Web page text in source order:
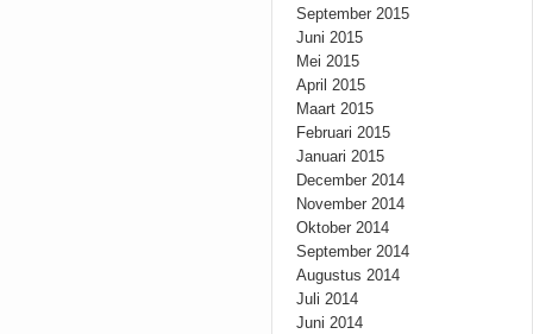
September 2015
Juni 2015
Mei 2015
April 2015
Maart 2015
Februari 2015
Januari 2015
December 2014
November 2014
Oktober 2014
September 2014
Augustus 2014
Juli 2014
Juni 2014